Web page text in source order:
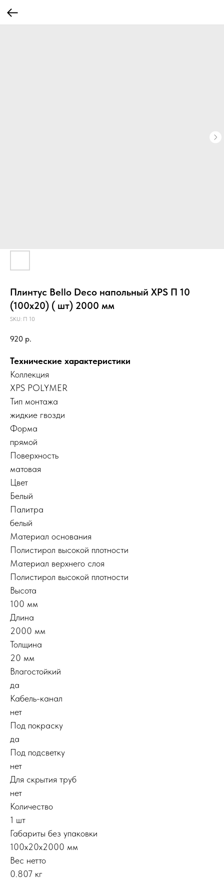
Плинтус Bello Deco напольный XPS П 10
(100х20) ( шт) 2000 мм
SKU: П 10
920 р.
Технические характеристики
Коллекция
XPS POLYMER
Тип монтажа
жидкие гвозди
Форма
прямой
Поверхность
матовая
Цвет
Белый
Палитра
белый
Материал основания
Полистирол высокой плотности
Материал верхнего слоя
Полистирол высокой плотности
Высота
100 мм
Длина
2000 мм
Толщина
20 мм
Влагостойкий
да
Кабель-канал
нет
Под покраску
да
Под подсветку
нет
Для скрытия труб
нет
Количество
1 шт
Габариты без упаковки
100x20x2000 мм
Вес нетто
0.807 кг